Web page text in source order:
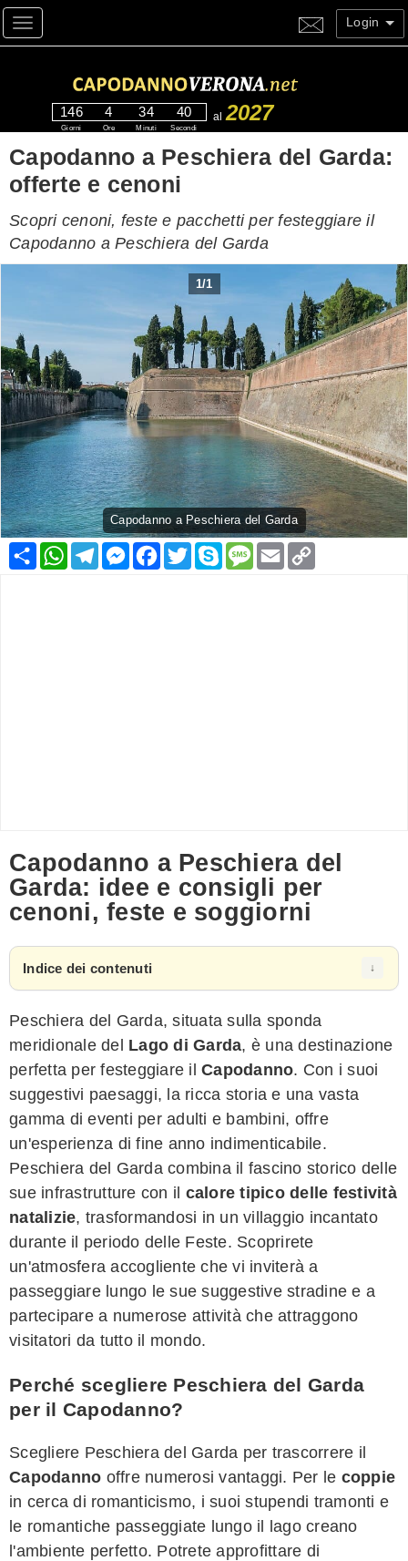
Toggle navigation Login
146
Giorni
4
Ore
34
Minuti
39
Secondi
al 2027
Capodanno a Peschiera del Garda:
offerte e cenoni
Scopri cenoni, feste e pacchetti per festeggiare il
Capodanno a Peschiera del Garda
1/1
Capodanno a Peschiera del Garda
Condividi
WhatsApp
Telegram
Messenger
Facebook
TwitterSkypeMessage
Email
Capodanno a Peschiera del
Garda: idee e consigli per
cenoni, feste e soggiorni
Indice dei contenuti
Peschiera del Garda, situata sulla sponda
meridionale del Lago di Garda, è una destinazione
perfetta per festeggiare il Capodanno. Con i suoi
suggestivi paesaggi, la ricca storia e una vasta
gamma di eventi per adulti e bambini, offre
un'esperienza di fine anno indimenticabile.
Peschiera del Garda combina il fascino storico delle
sue infrastrutture con il calore tipico delle festività
natalizie, trasformandosi in un villaggio incantato
durante il periodo delle Feste. Scoprirete
un'atmosfera accogliente che vi inviterà a
passeggiare lungo le sue suggestive stradine e a
partecipare a numerose attività che attraggono
visitatori da tutto il mondo.
Perché scegliere Peschiera del Garda
per il Capodanno?
Scegliere Peschiera del Garda per trascorrere il
Capodanno offre numerosi vantaggi. Per le coppie
in cerca di romanticismo, i suoi stupendi tramonti e
le romantiche passeggiate lungo il lago creano
l'ambiente perfetto. Potrete approfittare di